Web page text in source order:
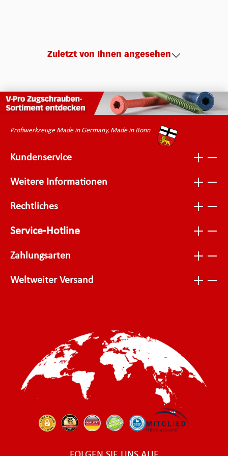
Zuletzt von Ihnen angesehen
Profiwerkzeuge Made in Germany, Made in Bonn
Kundenservice
Weitere Informationen
Rechtliches
Service-Hotline
Zahlungsarten
Weltweiter Versand